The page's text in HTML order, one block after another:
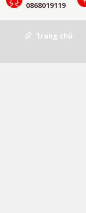
0868019119
Trang chủ